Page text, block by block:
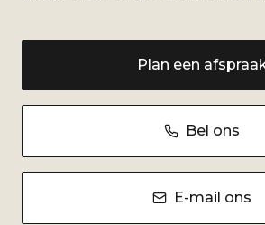
Plan een
Bel ons
E-mail ons